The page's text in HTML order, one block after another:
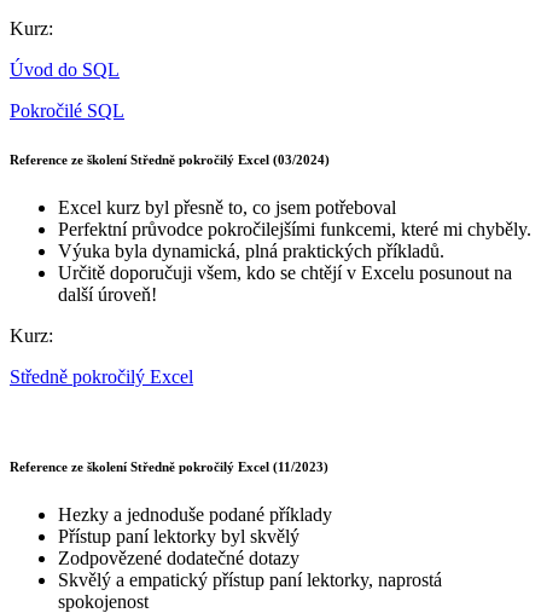
Kurz:
Úvod do SQL
Pokročilé SQL
Reference ze školení Středně pokročilý Excel (03/2024)
Excel kurz byl přesně to, co jsem potřeboval
Perfektní průvodce pokročilejšími funkcemi, které mi chyběly.
Výuka byla dynamická, plná praktických příkladů.
Určitě doporučuji všem, kdo se chtějí v Excelu posunout na
další úroveň!
Kurz:
Středně pokročilý Excel
Reference ze školení Středně pokročilý Excel (11/2023)
Hezky a jednoduše podané příklady
Přístup paní lektorky byl skvělý
Zodpovězené dodatečné dotazy
Skvělý a empatický přístup paní lektorky, naprostá
spokojenost